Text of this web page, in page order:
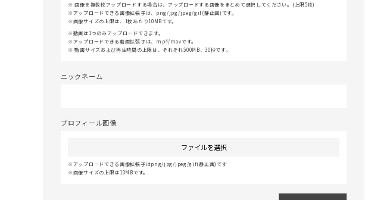
画像を複数枚アップロードする場合は、アップロードする画像をまとめて選択してください。(上限5枚)
アップロードできる画像拡張子は、png/jpg/jpeg/gif(静止画)です。
画像サイズの上限は、1枚あたり10MBです。
動画は1つのみアップロードできます。
アップロードできる動画拡張子は、mp4/movです。
動画サイズおよび再生時間の上限は、それぞれ500MB、30秒です。
ニックネーム
プロフィール画像
ファイルを選択
アップロードできる画像拡張子はpng/jpg/jpeg/gif(静止画)です
画像サイズの上限は10MBです。